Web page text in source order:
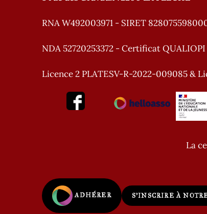
RNA W492003971 - SIRET
NDA 52720253372 - Certificat QUALIOPI
Licence 2 PLATESV-R-2022-009085 &
La
ADHÉRER S'INSCRIRE À